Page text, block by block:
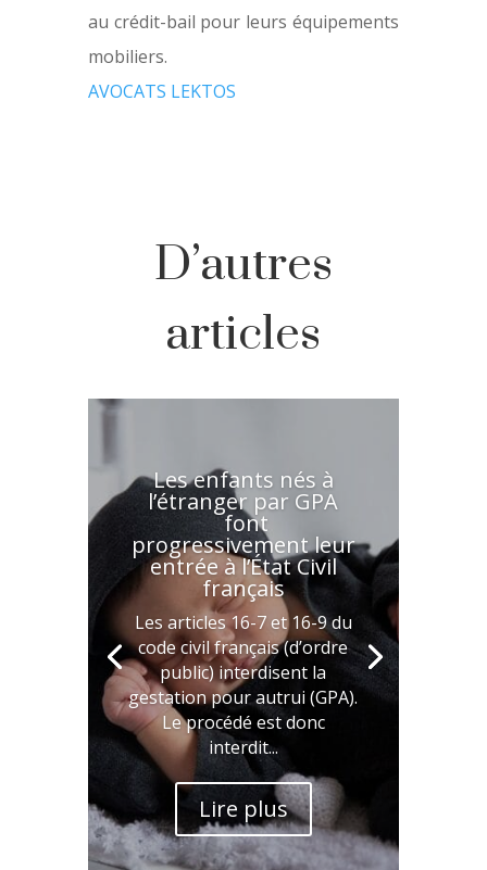
au crédit-bail pour leurs équipements
mobiliers.
AVOCATS LEKTOS
D’autres
articles
Les enfants nés à
l’étranger par GPA
font
progressivement leur
entrée à l’État Civil
français
Les articles 16-7 et 16-9 du
code civil français (d’ordre
public) interdisent la
gestation pour autrui (GPA).
Le procédé est donc
interdit...
Lire plus